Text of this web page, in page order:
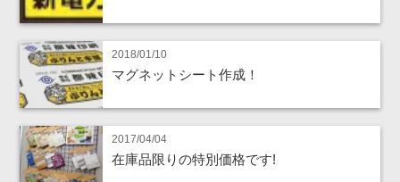
2018/01/10
マグネットシート作成！
2017/04/04
在庫品限りの特別価格です!